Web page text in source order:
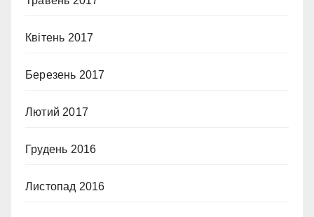
Квітень 2017
Березень 2017
Лютий 2017
Грудень 2016
Листопад 2016